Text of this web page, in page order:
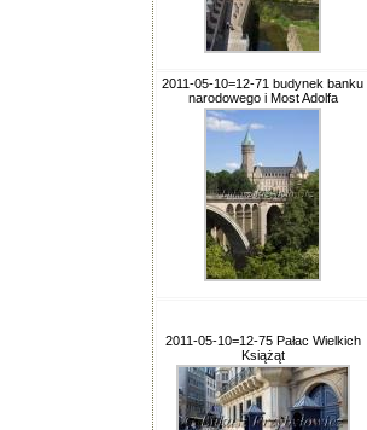
2011-05-10=12-71 budynek banku
narodowego i Most Adolfa
2011-05-10=12-75 Pałac Wielkich
Książąt